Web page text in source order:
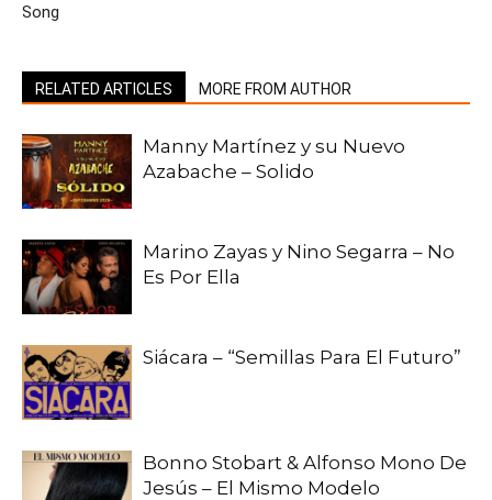
Song
RELATED ARTICLES MORE FROM AUTHOR
Manny Martínez y su Nuevo
Azabache – Solido
Marino Zayas y Nino Segarra – No
Es Por Ella
Siácara – “Semillas Para El Futuro”
Bonno Stobart & Alfonso Mono De
Jesús – El Mismo Modelo